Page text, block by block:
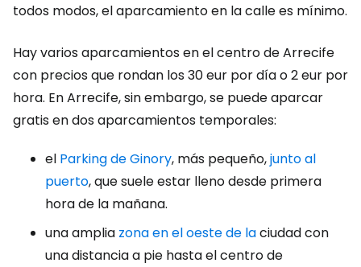
todos modos, el aparcamiento en la calle es mínimo.
Hay varios aparcamientos en el centro de Arrecife
con precios que rondan los 30 eur por día o 2 eur por
hora. En Arrecife, sin embargo, se puede aparcar
gratis en dos aparcamientos temporales:
el Parking de Ginory, más pequeño,junto al
puerto, que suele estar lleno desde primera
hora de la mañana.
una amplia zona en el oeste de laciudad con
una distancia a pie hasta el centro de